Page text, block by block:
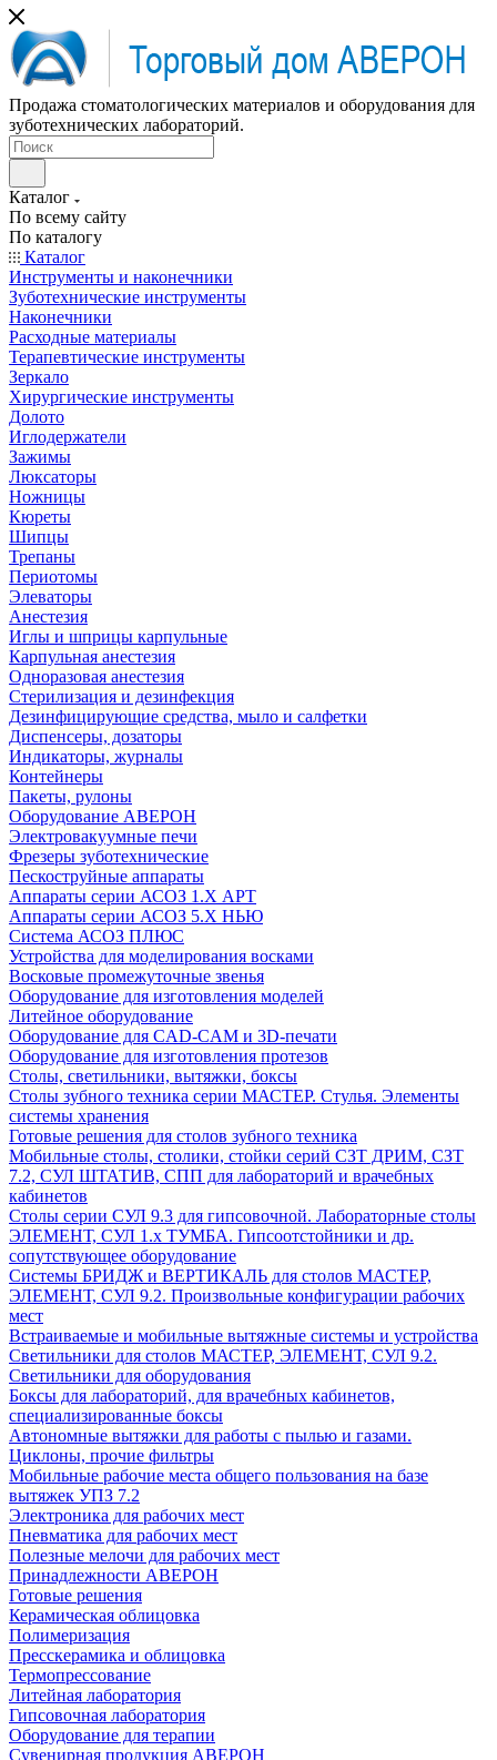
Продажа стоматологических материалов и оборудования для
зуботехнических лабораторий.
Каталог
По всему сайту
По каталогу
Каталог
Инструменты и наконечники
Зуботехнические инструменты
Наконечники
Расходные материалы
Терапевтические инструменты
Зеркало
Хирургические инструменты
Долото
Иглодержатели
Зажимы
Люксаторы
Ножницы
Кюреты
Шипцы
Трепаны
Периотомы
Элеваторы
Анестезия
Иглы и шприцы карпульные
Карпульная анестезия
Одноразовая анестезия
Стерилизация и дезинфекция
Дезинфицирующие средства, мыло и салфетки
Диспенсеры, дозаторы
Индикаторы, журналы
Контейнеры
Пакеты, рулоны
Оборудование АВЕРОН
Электровакуумные печи
Фрезеры зуботехнические
Пескоструйные аппараты
Аппараты серии АСОЗ 1.Х АРТ
Аппараты серии АСОЗ 5.Х НЬЮ
Система АСОЗ ПЛЮС
Устройства для моделирования восками
Восковые промежуточные звенья
Оборудование для изготовления моделей
Литейное оборудование
Оборудование для CAD-CAM и 3D-печати
Оборудование для изготовления протезов
Cтолы, светильники, вытяжки, боксы
Столы зубного техника серии МАСТЕР. Стулья. Элементы
системы хранения
Готовые решения для столов зубного техника
Мобильные столы, столики, стойки серий СЗТ ДРИМ, СЗТ
7.2, СУЛ ШТАТИВ, СПП для лабораторий и врачебных
кабинетов
Столы серии СУЛ 9.3 для гипсовочной. Лабораторные столы
ЭЛЕМЕНТ, СУЛ 1.х ТУМБА. Гипсоотстойники и др.
сопутствующее оборудование
Системы БРИДЖ и ВЕРТИКАЛЬ для столов МАСТЕР,
ЭЛЕМЕНТ, СУЛ 9.2. Произвольные конфигурации рабочих
мест
Встраиваемые и мобильные вытяжные системы и устройства
Светильники для столов МАСТЕР, ЭЛЕМЕНТ, СУЛ 9.2.
Светильники для оборудования
Боксы для лабораторий, для врачебных кабинетов,
специализированные боксы
Автономные вытяжки для работы с пылью и газами.
Циклоны, прочие фильтры
Мобильные рабочие места общего пользования на базе
вытяжек УПЗ 7.2
Электроника для рабочих мест
Пневматика для рабочих мест
Полезные мелочи для рабочих мест
Принадлежности АВЕРОН
Готовые решения
Керамическая облицовка
Полимеризация
Пресскерамика и облицовка
Термопрессование
Литейная лаборатория
Гипсовочная лаборатория
Оборудование для терапии
Сувенирная продукция АВЕРОН